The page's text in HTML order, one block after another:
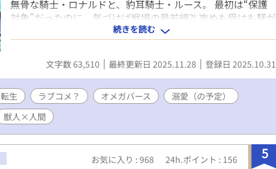
無骨な騎士・ロナルドと、豹耳騎士・ルース。 最初は“保護
対象”だったのに、気づけば戦場の最前線⁈ 攻めも受けも騒が
しい異世界で、蓮の安眠と尊厳は守れるのか⁉ -----------------
--- ※現在同時掲載中の「捨てられΩ、癒しの異能で獣人将軍
に囲われてます！？」の元ネタです。出しちゃった！
続きを読む
文字数 63,510 最終更新日 2025.11.28 登録日 2025.10.31
転生 ラブコメ？ オメガバース
溺愛（の予定）
獣人×人間
5
お気に入り : 968 24h.ポイント : 156